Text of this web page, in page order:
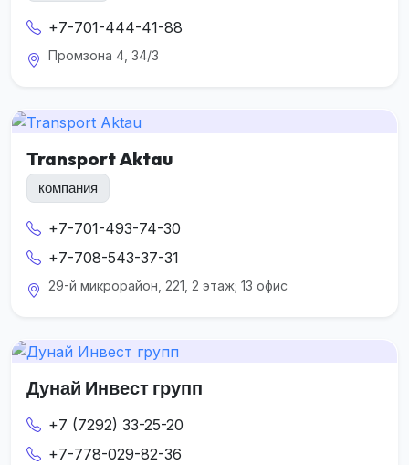
+7-701-444-41-88
Промзона 4, 34/3
Transport Aktau
компания
+7-701-493-74-30
+7-708-543-37-31
29-й микрорайон, 221, 2 этаж; 13 офис
Дунай Инвест групп
+7 (7292) 33-25-20
+7-778-029-82-36